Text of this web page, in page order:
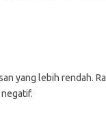
yang lebih rendah.